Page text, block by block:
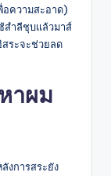
อความสะอาด)
สำลีชุบแล้วมาส์
ระจะช่วยลด
าผม
งการสระยัง